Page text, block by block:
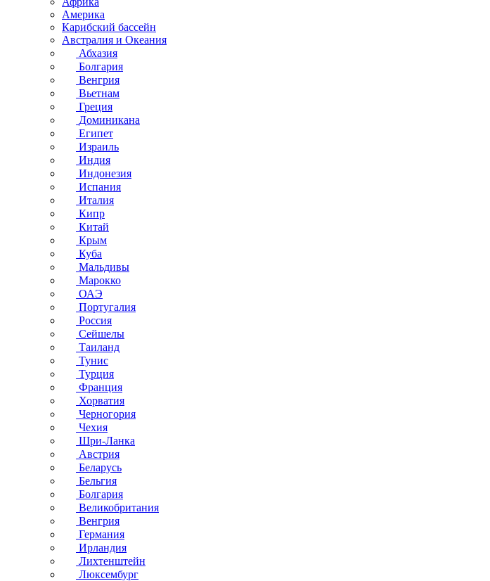
Америка
Карибский бассейн
Австралия и Океания
Абхазия
Болгария
Венгрия
Вьетнам
Греция
Доминикана
Египет
Израиль
Индия
Индонезия
Испания
Италия
Кипр
Китай
Крым
Куба
Мальдивы
Марокко
ОАЭ
Португалия
Россия
Сейшелы
Таиланд
Тунис
Турция
Франция
Хорватия
Черногория
Чехия
Шри-Ланка
Австрия
Беларусь
Бельгия
Болгария
Великобритания
Венгрия
Германия
Ирландия
Лихтенштейн
Люксембург